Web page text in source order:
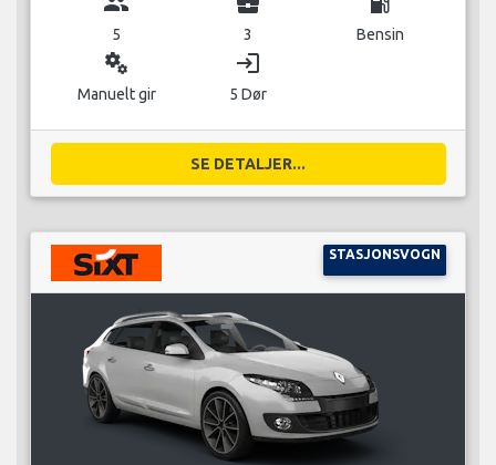
5 3 Bensin
miscellaneous_services
Manuelt gir
login
5 Dør
SE DETALJER...
STASJONSVOGN